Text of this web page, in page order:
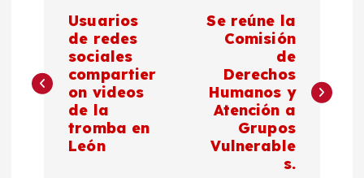
v
Usuarios
de redes
sociales
compartier
on videos
de la
tromba en
León
Se reúne la
Comisión
de
Derechos
Humanos y
Atención a
Grupos
Vulnerable
s.